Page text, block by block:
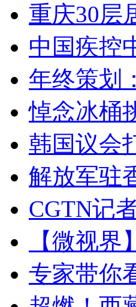
重庆30
中国疾控
年终策划
悼念冰桶
韩国议会
解放军驻
CGTN记
【微视
专家带你